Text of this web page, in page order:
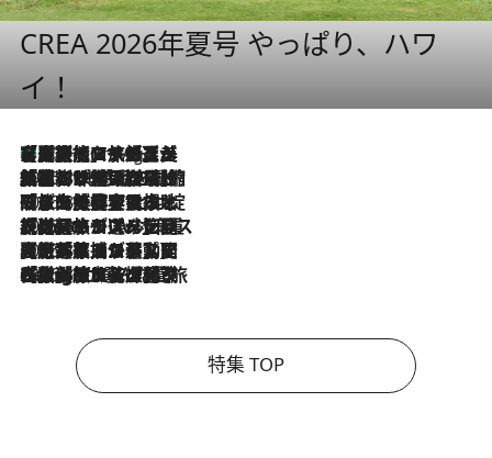
CREA 2026年夏号 やっぱり、ハワ
イ！
10 Hours Ago
【厳選旅コスメ】「多機能アイテムがメイン！」旅好き美容エディターが選んだ夏旅ベストコスメを発表【Mサイズジップ】
2026.8.6
「荷物が増えるほど旅ストレスは増す」美容ジャーナリストがたどり着いた最終結論。“化粧品を劇的に減らす”感動の凝縮美容とは
2026.8.6
「旅先には金髪ウィッグを持参」日本と同じメイクでは損してる!? 美容ジャーナリストが提案する“掟破りの旅美容”とは
2026.8.6
【厳選旅コスメ】「身軽さ＆UV対策重視！」ヘアアーティストshucoが選んだ夏旅ベストコスメを発表【Mサイズジップ】
2026.8.5
【厳選旅コスメ】国内をあちこち移動する河井菜摘が選んだ夏旅ベストコスメ発表！「リラックスアイテムはマスト」【Mサイズジップ】
2026.8.4
【厳選旅コスメ】「紫外線＆乾燥対策しながらメイク感も！」ヘア＆メイクGeorgeが選んだ夏旅ベストコスメを発表！【Mサイズジップ】
特集 TOP